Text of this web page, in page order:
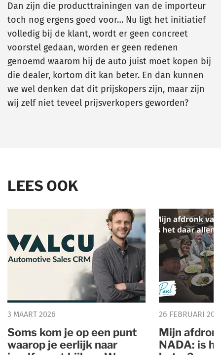
Dan zijn die producttrainingen van de importeur
toch nog ergens goed voor… Nu ligt het initiatief
volledig bij de klant, wordt er geen concreet
voorstel gedaan, worden er geen redenen
genoemd waarom hij de auto juist moet kopen bij
die dealer, kortom dit kan beter. En dan kunnen
we wel denken dat dit prijskopers zijn, maar zijn
wij zelf niet teveel prijsverkopers geworden?
LEES OOK
3 MAART 2026
Soms kom je op een punt
waarop je eerlijk naar
26 FEBRUARI
Mijn
NADA: is